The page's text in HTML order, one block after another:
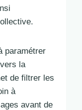
paramétrer
la
de filtrer les
à
avant de